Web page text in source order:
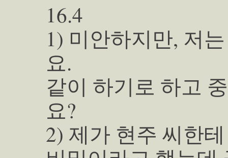
16.4
1) 미안하지만, 저
요.
같이 하기로 하고
요?
2) 제가 현주 씨한